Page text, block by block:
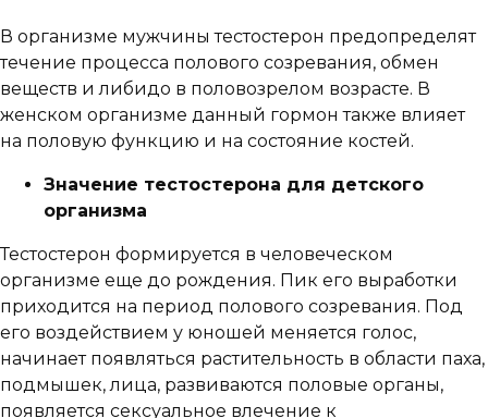
В организме мужчины тестостерон предопределят
течение процесса полового созревания, обмен
веществ и либидо в половозрелом возрасте. В
женском организме данный гормон также влияет
на половую функцию и на состояние костей.
Значение тестостерона для детского
организма
Тестостерон формируется в человеческом
организме еще до рождения. Пик его выработки
приходится на период полового созревания. Под
его воздействием у юношей меняется голос,
начинает появляться растительность в области паха,
подмышек, лица, развиваются половые органы,
появляется сексуальное влечение к